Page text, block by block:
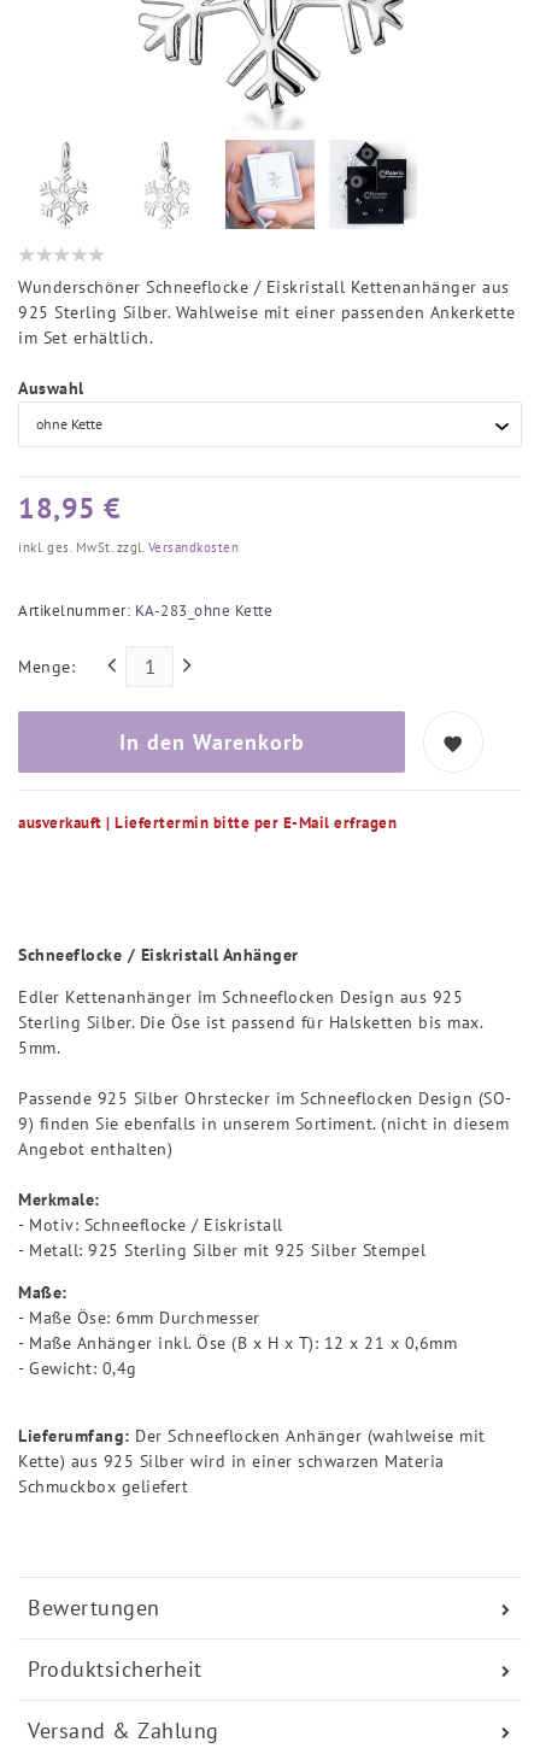
Wunderschöner Schneeflocke / Eiskristall Kettenanhänger aus
925 Sterling Silber. Wahlweise mit einer passenden Ankerkette
im Set erhältlich.
Auswahl
18,95 €
inkl. ges. MwSt. zzgl.Versandkosten
Artikelnummer: KA-283_ohne Kette
Menge:
In den Warenkorb
ausverkauft | Liefertermin bitte per E-Mail erfragen
Bewertungen
Produktsicherheit
Versand & Zahlung
Schneeflocke / Eiskristall Anhänger
Edler Kettenanhänger im Schneeflocken Design aus 925
Sterling Silber. Die Öse ist passend für Halsketten bis max.
5mm.
Passende 925 Silber Ohrstecker im Schneeflocken Design (SO-
9) finden Sie ebenfalls in unserem Sortiment. (nicht in diesem
Angebot enthalten)
Merkmale:
- Motiv: Schneeflocke / Eiskristall
- Metall: 925 Sterling Silber mit 925 Silber Stempel
Maße:
- Maße Öse: 6mm Durchmesser
- Maße Anhänger inkl. Öse (B x H x T): 12 x 21 x 0,6mm
- Gewicht: 0,4g
Lieferumfang: Der Schneeflocken Anhänger (wahlweise mit
Kette) aus 925 Silber wird in einer schwarzen Materia
Schmuckbox geliefert